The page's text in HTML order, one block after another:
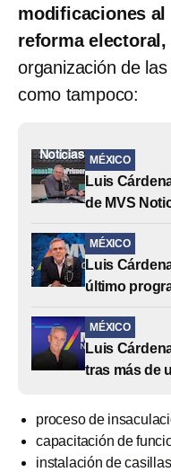
modificaciones al
reforma electoral,
organización de
como tampoco:
MÉXICO
Luis
de MVS
MÉXICO
Luis
último
MÉXICO
Luis
tras más de
proceso de
capacitación de
instalación de casillas